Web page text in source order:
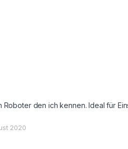
Roboter den ich kennen. Ideal für
2020